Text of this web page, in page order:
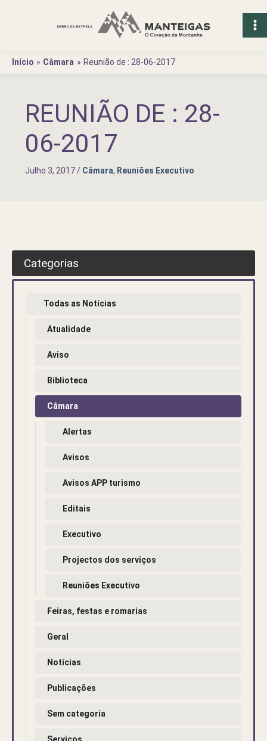
Início
Câmara Reunião de : 28-06-2017
REUNIÃO DE : 28-
06-2017
Julho 3, 2017/ Câmara, Reuniões Executivo
Categorias
Todas as Notícias
Atualidade
Aviso
Biblioteca
Câmara
Alertas
Avisos
Avisos APP turismo
Editais
Executivo
Projectos dos serviços
Reuniões Executivo
Feiras, festas e romarias
Geral
Notícias
Publicações
Sem categoria
Serviços